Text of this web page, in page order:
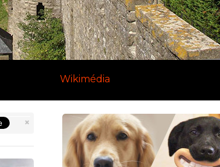
Wikimédia
×